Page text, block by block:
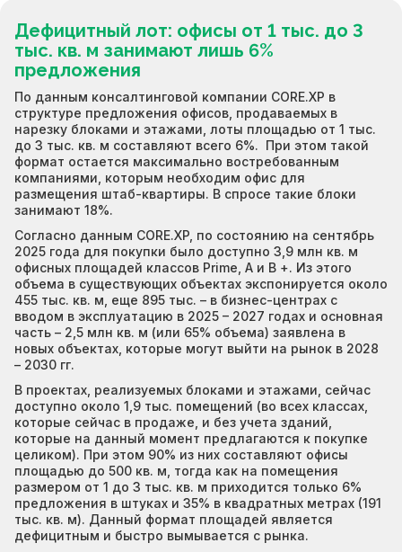
Дефицитный лот: офисы от 1 тыс. до 3
тыс. кв. м занимают лишь 6%
предложения
По данным консалтинговой компании CORE.XP в
структуре предложения офисов, продаваемых в
нарезку блоками и этажами, лоты площадью от 1 тыс.
до 3 тыс. кв. м составляют всего 6%. При этом такой
формат остается максимально востребованным
компаниями, которым необходим офис для
размещения штаб-квартиры. В спросе такие блоки
занимают 18%.
Согласно данным CORE.XP, по состоянию на сентябрь
2025 года для покупки было доступно 3,9 млн кв. м
офисных площадей классов Prime, A и В +. Из этого
объема в существующих объектах экспонируется около
455 тыс. кв. м, еще 895 тыс. – в бизнес-центрах с
вводом в эксплуатацию в 2025 – 2027 годах и основная
часть – 2,5 млн кв. м (или 65% объема) заявлена в
новых объектах, которые могут выйти на рынок в 2028
– 2030 гг.
В проектах, реализуемых блоками и этажами, сейчас
доступно около 1,9 тыс. помещений (во всех классах,
которые сейчас в продаже, и без учета зданий,
которые на данный момент предлагаются к покупке
целиком). При этом 90% из них составляют офисы
площадью до 500 кв. м, тогда как на помещения
размером от 1 до 3 тыс. кв. м приходится только 6%
предложения в штуках и 35% в квадратных метрах (191
тыс. кв. м). Данный формат площадей является
дефицитным и быстро вымывается с рынка.